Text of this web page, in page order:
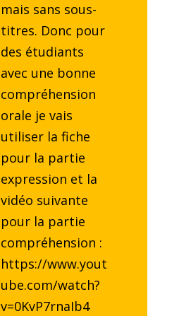
mais sans sous-
titres. Donc pour
des étudiants
avec une bonne
compréhension
orale je vais
utiliser la fiche
pour la partie
expression et la
vidéo suivante
pour la partie
compréhension :
https://www.yout
ube.com/watch?
v=0KvP7rnaIb4